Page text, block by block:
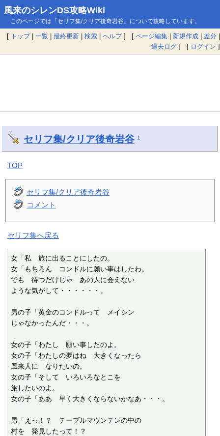
風来のシレンDS攻略Wiki
このページでは「セリフ集/クリア後奇岩谷」について攻略しています。
[ トップ| 一覧 | 最終更新 | 検索 | ヘルプ] [ ページ編集 | 新規作成 | 差分 |
過去ログ ] [ ログイン ]
セリフ集/クリア後奇岩谷 †
TOP
セリフ集/クリア後奇岩谷
コメント
セリフ集へ戻る
女「私　旅に出ることにしたの。
女「もちろん　コンドルに願い事はしたわ。
でも　待つだけじゃ　あの人に会えない
ような気がして・・・・・・。
男の子「黄金のコンドルって　メイシン
じゃなかったんだ・・・。
女の子「わたし　願い事したのよ。
女の子「わたしの夢はね　大きくなったら
風来人に　なりたいの。
女の子「そして　いろいろなとこを
旅したいのよ。
女の子「ああ　早く大きくならないかなあ・・・。
男「えっ！？　テーブルマウンテンの中の
村を　発見したって！？